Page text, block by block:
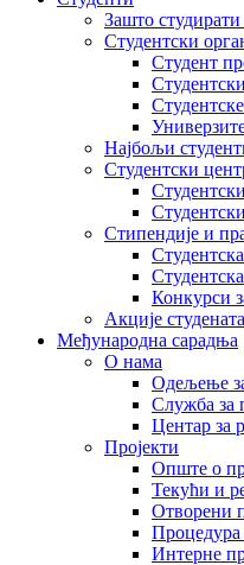
Зашто
Студентски
Студент
Најбољи
Студентски
Стипендије и
Конкурси
Акције студената
Међународна сарадња
О нама
Одељење
Служба за
Центар за
Пројекти
Опште о
Текући и
Отворени
Процедура
Интерне